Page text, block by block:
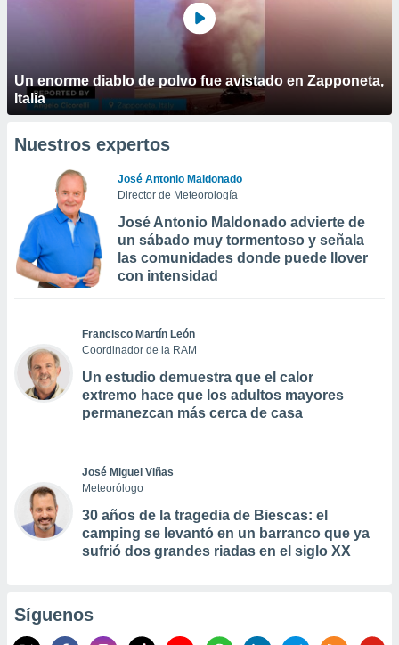
Un enorme diablo de polvo fue avistado en Zapponeta,
Italia
Nuestros expertos
José Antonio Maldonado
Director de Meteorología
José Antonio Maldonado advierte de
un sábado muy tormentoso y señala
las comunidades donde puede llover
con intensidad
Francisco Martín León
Coordinador de la RAM
Un estudio demuestra que el calor
extremo hace que los adultos mayores
permanezcan más cerca de casa
José Miguel Viñas
Meteorólogo
30 años de la tragedia de Biescas: el
camping se levantó en un barranco que ya
sufrió dos grandes riadas en el siglo XX
Síguenos